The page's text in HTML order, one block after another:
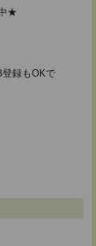
★
録もOKで